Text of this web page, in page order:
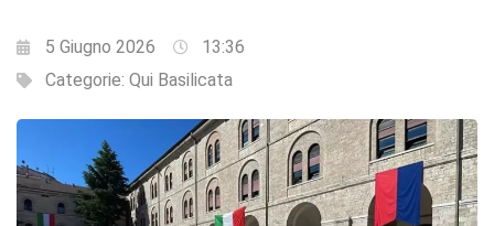
5 Giugno 2026
13:36
Categorie: Qui Basilicata